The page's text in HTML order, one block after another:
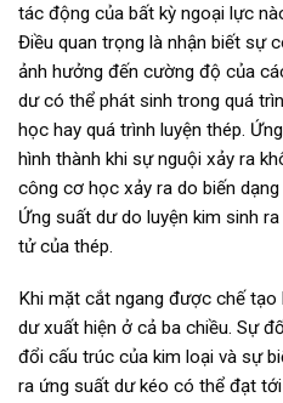
tác động của bất kỳ ngoại lực
Điều quan trọng là nhận biết sự
ảnh hưởng đến cường độ của
dư có thể phát sinh trong quá
học hay quá trình luyện thép.
hình thành khi sự nguội xảy ra
công cơ học xảy ra do biến
Ứng suất dư do luyện kim sinh
tử của thép.
Khi mặt cắt ngang được chế tạo
dư xuất hiện ở cả ba chiều. Sự
đổi cấu trúc của kim loại và sự
ra ứng suất dư kéo có thể đạt